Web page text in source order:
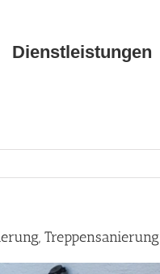
Dienstleistungen
Treppensanierung